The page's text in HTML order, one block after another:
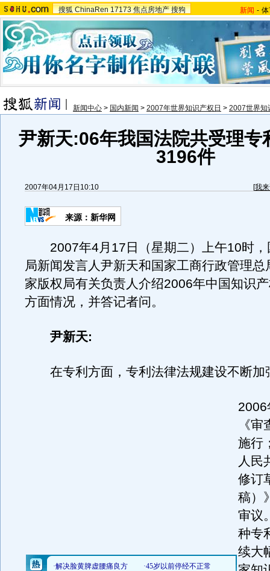
搜狐 ChinaRen 17173 焦点房地产 搜狗 新闻 -
新闻中心 > 国内新闻 > 2007年世界知识产权日 > 2007世界知
尹新天:06年我国法院共受理专
3196件
2007年04月17日10:10 [我
来源：新华网
2007年4月17日（星期二）上午10时，
局新闻发言人尹新天和国家工商行政管理总
家版权局有关负责人介绍2006年中国知识
方面情况，并答记者问。
尹新天:
在专利方面，专利法律法规建设不断加
2006
《
施行
人民
修订
稿）
审议
种专
续大